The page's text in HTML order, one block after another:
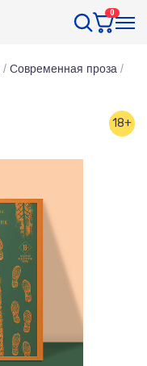
0
/ Современная проза /
18+